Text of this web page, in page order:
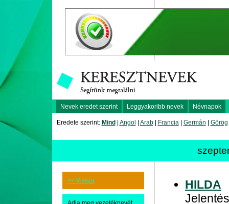
Nevek eredet szerint Leggyakoribb nevek Névnapok
Eredete szerint: Mind Angol Arab| Francia| Germán Görög
<< Vissza
HILDA